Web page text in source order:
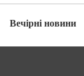
Вечірні новини